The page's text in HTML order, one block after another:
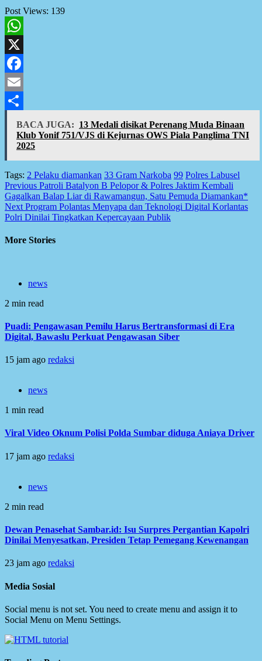
Post Views: 139
WhatsApp
X
Facebook
Email
Share
BACA JUGA: 13 Medali disikat Perenang Muda Binaan
Klub Yonif 751/VJS di Kejurnas OWS Piala Panglima TNI
2025
Tags: 2 Pelaku diamankan 33 Gram Narkoba 99 Polres Labusel
Post
navigation
Previous Patroli Batalyon B Pelopor & Polres Jaktim Kembali
Gagalkan Balap Liar di Rawamangun, Satu Pemuda Diamankan*
Next Program Polantas Menyapa dan Teknologi Digital Korlantas
Polri Dinilai Tingkatkan Kepercayaan Publik
More Stories
news
2 min read
Puadi: Pengawasan Pemilu Harus Bertransformasi di Era
Digital, Bawaslu Perkuat Pengawasan Siber
15 jam ago redaksi
news
1 min read
Viral Video Oknum Polisi Polda Sumbar diduga Aniaya Driver
17 jam ago redaksi
news
2 min read
Dewan Penasehat Sambar.id: Isu Surpres Pergantian Kapolri
Dinilai Menyesatkan, Presiden Tetap Pemegang Kewenangan
23 jam ago redaksi
Media Sosial
Social menu is not set. You need to create menu and assign it to
Social Menu on Menu Settings.